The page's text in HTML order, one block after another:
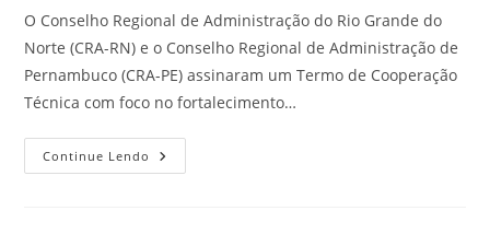
O Conselho Regional de Administração do Rio Grande do
Norte (CRA-RN) e o Conselho Regional de Administração de
Pernambuco (CRA-PE) assinaram um Termo de Cooperação
Técnica com foco no fortalecimento…
Continue Lendo CRA-
RN